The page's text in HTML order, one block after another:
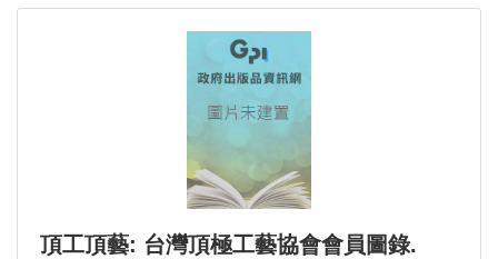
頂工頂藝: 台灣頂極工藝協會會員圖錄.